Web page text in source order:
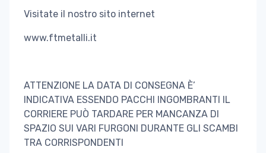
Visitate il nostro sito internet
www.ftmetalli.it
ATTENZIONE LA DATA DI CONSEGNA È’
INDICATIVA ESSENDO PACCHI INGOMBRANTI IL
CORRIERE PUÒ TARDARE PER MANCANZA DI
SPAZIO SUI VARI FURGONI DURANTE GLI SCAMBI
TRA CORRISPONDENTI